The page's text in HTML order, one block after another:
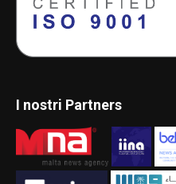
I nostri Partners